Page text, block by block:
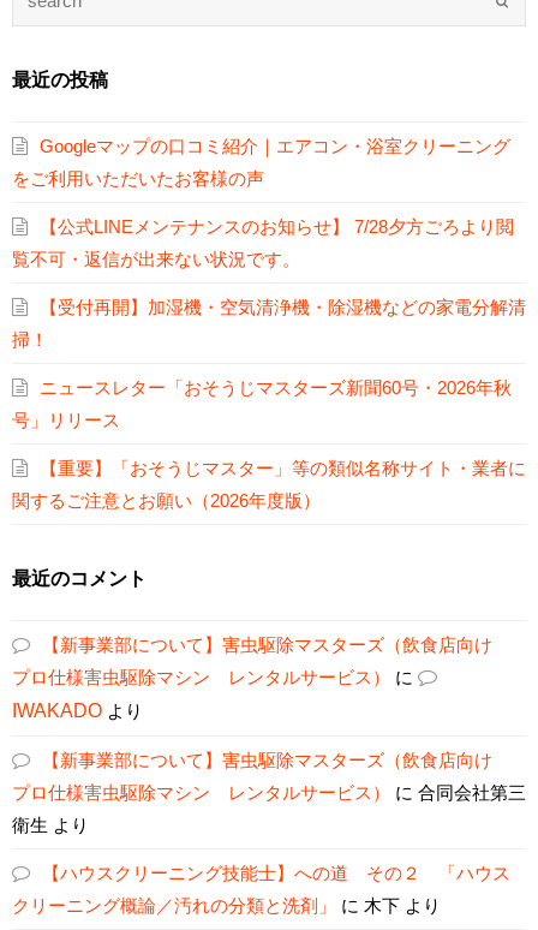
最近の投稿
Googleマップの口コミ紹介｜エアコン・浴室クリーニング
をご利用いただいたお客様の声
【公式LINEメンテナンスのお知らせ】 7/28夕方ごろより閲
覧不可・返信が出来ない状況です。
【受付再開】加湿機・空気清浄機・除湿機などの家電分解清
掃！
ニュースレター「おそうじマスターズ新聞60号・2026年秋
号」リリース
【重要】「おそうじマスター」等の類似名称サイト・業者に
関するご注意とお願い（2026年度版）
最近のコメント
【新事業部について】害虫駆除マスターズ（飲食店向け
プロ仕様害虫駆除マシン レンタルサービス）
に
IWAKADO より
【新事業部について】害虫駆除マスターズ（飲食店向け
プロ仕様害虫駆除マシン レンタルサービス）
に 合同会社第三
衛生 より
【ハウスクリーニング技能士】への道 その２ 「ハウス
クリーニング概論／汚れの分類と洗剤」
に 木下 より